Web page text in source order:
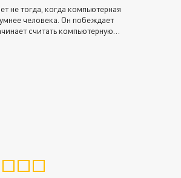
не тогда, когда компьютерная
человека. Он побеждает
считать компьютерную